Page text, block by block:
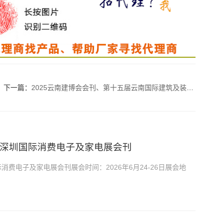
下一篇： 2025云南建博会会刊、第十五届云南国际建筑及装饰材料博览会参展商名录
圳国际消费电子及家电展会刊
费电子及家电展会刊展会时间：2026年6月24-26日展会地
子展暨深圳国际消费电子及家电展会...